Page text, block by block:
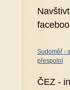
Sudoměř -
přespolní
ČEZ -